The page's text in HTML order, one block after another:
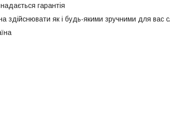
гарантія
здійснювати як і будь-якими зручними для вас